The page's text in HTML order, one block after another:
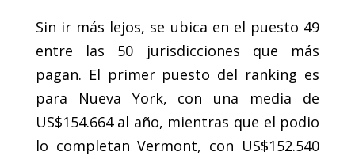
Sin ir más lejos, se ubica en el puesto 49
entre las 50 jurisdicciones que más
pagan. El primer puesto del ranking es
para Nueva York, con una media de
US$154.664 al año, mientras que el podio
lo completan Vermont, con US$152.540